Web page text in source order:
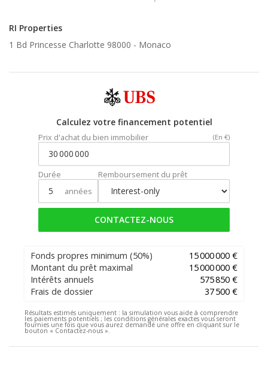
RI Properties
1 Bd Princesse Charlotte 98000 - Monaco
Calculez votre financement potentiel
Prix d'achat du bien immobilier (En €)
Durée
années
Remboursement du prêt
CONTACTEZ-NOUS
Fonds propres minimum (50%)
15 000 000 €
Montant du prêt maximal
15 000 000 €
Intérêts annuels
575 850 €
Frais de dossier
37 500 €
Résultats estimés uniquement : la simulation vous aide à comprendre
les paiements potentiels ; les conditions générales exactes vous seront
fournies une fois que vous aurez demandé une offre en cliquant sur le
bouton « Contactez-nous ».